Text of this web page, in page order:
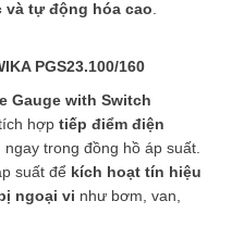
và tự động hóa cao
PGS23.100/160
Gauge with Switch
hợp tiếp điểm điện
ngay trong đồng hồ áp suất.
suất để kích hoạt tín hiệu
ngoại vi như bơm, van,